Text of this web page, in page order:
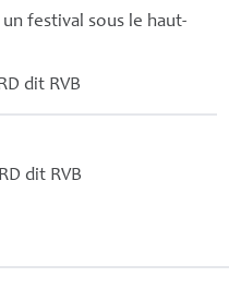
un festival sous le haut-
dit RVB
dit RVB